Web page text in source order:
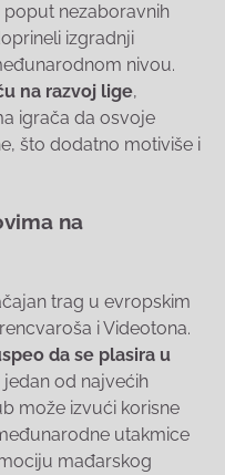
poput nezaboravnih
izgradnji
nivou.
na razvoj lige,
igrača da osvoje
što dodatno motiviše i
na
trag u evropskim
i Videotona.
da se plasira u
od najvećih
može izvući korisne
utakmice
mađarskog